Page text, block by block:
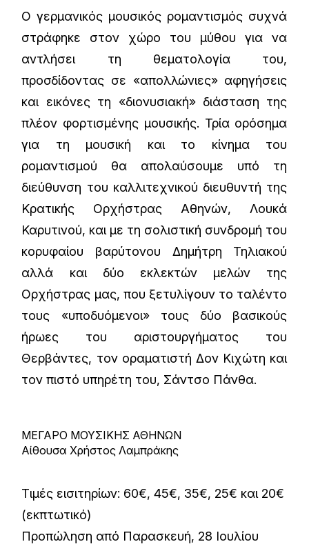
Ο γερμανικός μουσικός ρομαντισμός συχνά
στράφηκε στον χώρο του μύθου για να
αντλήσει τη θεματολογία του,
προσδίδοντας σε «απολλώνιες» αφηγήσεις
και εικόνες τη «διονυσιακή» διάσταση της
πλέον φορτισμένης μουσικής. Τρία ορόσημα
για τη μουσική και το κίνημα του
ρομαντισμού θα απολαύσουμε υπό τη
διεύθυνση του καλλιτεχνικού διευθυντή της
Κρατικής Ορχήστρας Αθηνών, Λουκά
Καρυτινού, και με τη σολιστική συνδρομή του
κορυφαίου βαρύτονου Δημήτρη Τηλιακού
αλλά και δύο εκλεκτών μελών της
Ορχήστρας μας, που ξετυλίγουν το ταλέντο
τους «υποδυόμενοι» τους δύο βασικούς
ήρωες του αριστουργήματος του
Θερβάντες, τον οραματιστή Δον Κιχώτη και
τον πιστό υπηρέτη του, Σάντσο Πάνθα.
ΜΕΓΑΡΟ ΜΟΥΣΙΚΗΣ ΑΘΗΝΩΝ
Αίθουσα Χρήστος Λαμπράκης
Τιμές εισιτηρίων: 60€, 45€, 35€, 25€ και 20€
(εκπτωτικό)
Προπώληση από Παρασκευή, 28 Ιουλίου